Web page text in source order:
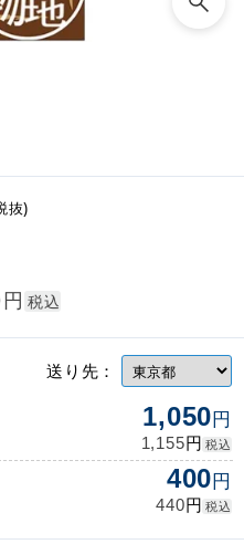
抜)
円 税込
送り先：
1,050円
1,155円 税込
400円
440円 税込